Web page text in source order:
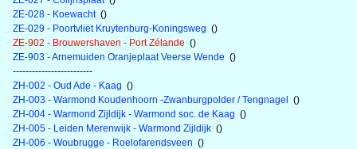
ZE-028 - Koewacht ()
ZE-029 - Poortvliet Kruytenburg-Koningsweg ()
ZE-902 - Brouwershaven - Port Zélande ()
ZE-903 - Arnemuiden Oranjeplaat Veerse Wende ()
-------------------------
ZH-002 - Oud Ade - Kaag ()
ZH-003 - Warmond Koudenhoorn -Zwanburgpolder / Tengnagel ()
ZH-004 - Warmond Zijldijk - Warmond soc. de Kaag ()
ZH-005 - Leiden Merenwijk - Warmond Zijldijk ()
ZH-006 - Woubrugge - Roelofarendsveen ()